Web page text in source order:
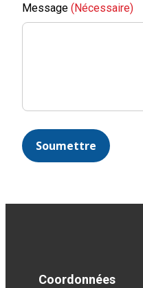
Message (Nécessaire)
Soumettre
Coordonnées